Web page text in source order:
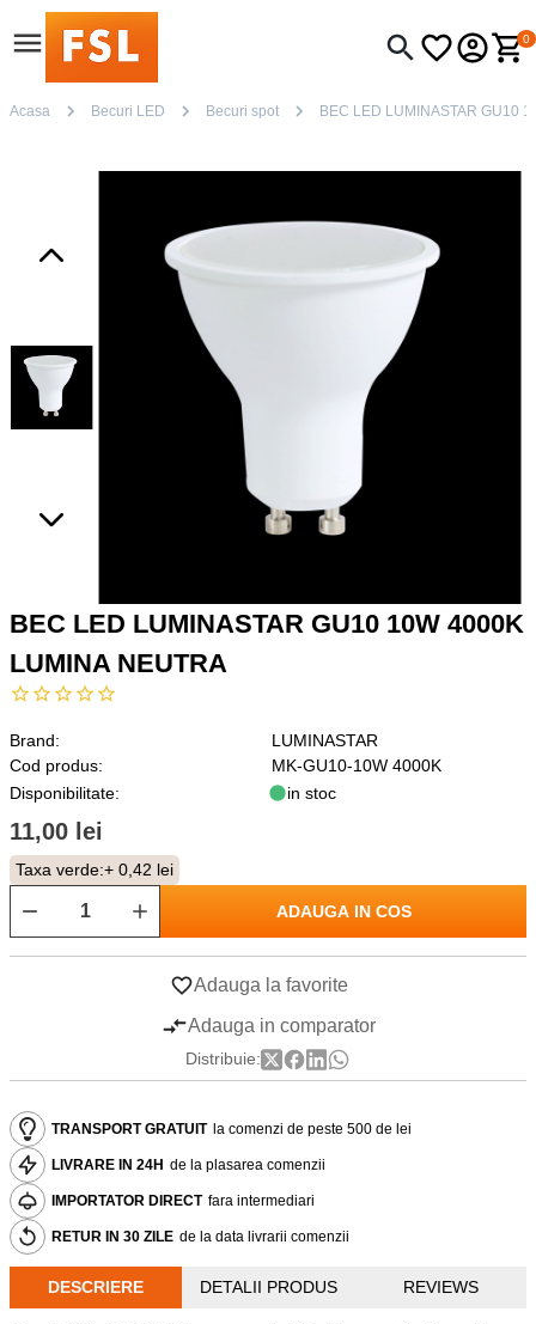
0
Acasa Becuri LED Becuri spot BEC LED LUMINASTAR GU10
BEC LED LUMINASTAR GU10 10W 4000K
LUMINA NEUTRA
Brand:
LUMINASTAR
Cod produs:
MK-GU10-10W 4000K
Disponibilitate:
in stoc
11,00 lei
Taxa verde:+ 0,42 lei
ADAUGA IN COS
Adauga la favorite
Adauga in comparator
Distribuie:
TRANSPORT GRATUIT la comenzi de peste 500 de lei
LIVRARE IN 24H de la plasarea comenzii
IMPORTATOR DIRECT fara intermediari
RETUR IN 30 ZILE de la data livrarii comenzii
DESCRIERE DETALII PRODUS REVIEWS